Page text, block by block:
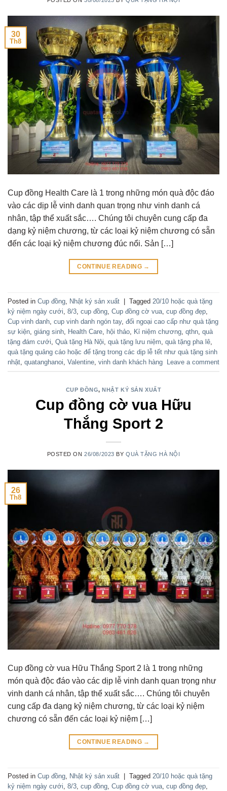
30
Th8
Cup đồng Health Care là 1 trong những món quà độc đáo
vào các dịp lễ vinh danh quan trọng như vinh danh cá
nhân, tập thể xuất sắc…. Chúng tôi chuyên cung cấp đa
dạng kỷ niệm chương, từ các loại kỷ niệm chương có sẵn
đến các loại kỷ niệm chương đúc nổi. Sản […]
CONTINUE READING →
Posted in Cup đồng Nhật ký sản xuất | Tagged 20/10 hoặc quà tặng
kỷ niệm ngày cưới 8/3 cup đồng Cup đồng cờ vua cup đồng đẹp
Cup vinh danh cup vinh danh ngón tay, đối ngoại cao cấp như quà tặng
sự kiện giáng sinh Health Care hội thảo Kỉ niệm chương qthn quà
tặng đám cưới Quà tặng Hà Nội quà tặng lưu niệm quà tặng pha lê
quà tặng quảng cáo hoặc để tặng trong các dịp lễ tết như quà tặng sinh
nhật quatanghanoi Valentine vinh danh khách hàng Leave a comment
CUP ĐỒNG, NHẬT KÝ SẢN XUẤT
Cup đồng cờ vua Hữu
Thắng Sport 2
POSTED ON26/08/2023 BYQUÀ TẶNG HÀ NỘI
26
Th8
Cup đồng cờ vua Hữu Thắng Sport 2 là 1 trong những
món quà độc đáo vào các dịp lễ vinh danh quan trọng như
vinh danh cá nhân, tập thể xuất sắc…. Chúng tôi chuyên
cung cấp đa dạng kỷ niệm chương, từ các loại kỷ niệm
chương có sẵn đến các loại kỷ niệm […]
CONTINUE READING →
Posted in Cup đồng, Nhật ký sản xuất Tagged 20/10 hoặc quà tặng
kỷ niệm ngày cưới, 8/3, cup đồng, Cup đồng cờ vua, cup đồng đẹp,